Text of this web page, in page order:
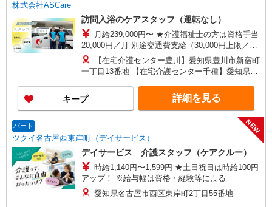
株式会社ASCare
訪問入浴のケアスタッフ（運転なし）
月給239,000円〜 ★介護福祉士の方は資格手当
20,000円／月 別途交通費支給（30,000円上限／
月） 別途残業手当（月平均残業時間15時間）残業
代全額支給
【在宅介護センター豊川】愛知県豊川市新宿町
一丁目13番地 【在宅介護センター千種】愛知県名
池下2D 【在宅介護センター尾張旭】愛知県尾張旭
市瀬戸川町一丁目202番地 【在宅介護センター岡
崎】愛知県岡崎市羽根東町二丁目8番地3 第
2LAND PLAZA BILL101・102号室 【在宅介護セン
ター刈谷】愛知県刈谷市東陽町三丁目68番地 東
陽町鬼頭ビル1階北側 【在宅介護センター上名古
屋】愛知県名古屋市西区上名古屋三丁目25番52
カサデナカノ1階
キープ 詳細を見る
パート
ツクイ名古屋西東岸町（デイサービス）
NEW
デイサービス 介護スタッフ（ケアクルー）
時給1,140円〜1,599円 ★土日祝日は時給100円
アップ！ ※給与幅は資格・経験等による
愛知県名古屋市西区東岸町2丁目55番地